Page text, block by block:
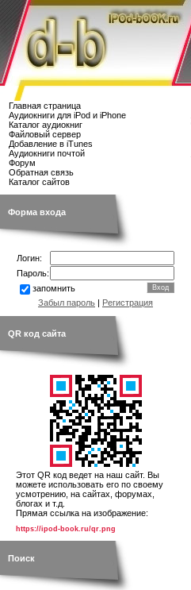
Главная страница
Аудиокниги для iPod и iPhone
Каталог аудиокниг
Файловый сервер
Добавление в iTunes
Аудиокниги почтой
Форум
Обратная связь
Каталог сайтов
Форма входа
Логин:
Пароль:
запомнить
Забыл пароль | Регистрация
QR код сайта
Этот QR код ведет на наш сайт. Вы
можете использовать его по своему
усмотрению, на сайтах, форумах,
блогах и т.д.
Прямая ссылка на изображение:
https://ipod-book.ru/qr.png
Поиск